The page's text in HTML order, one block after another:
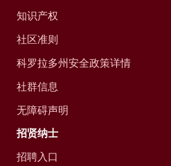
知识产权
社区准则
科罗拉多州安全政策详情
社群信息
无障碍声明
招贤纳士
招聘入口